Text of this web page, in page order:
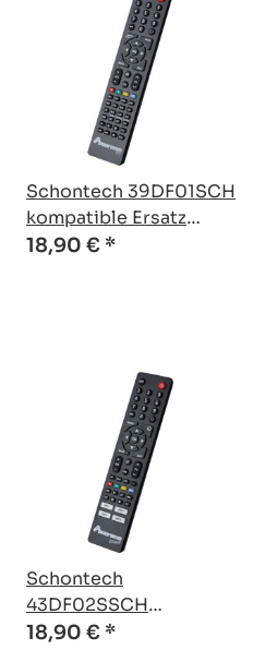
Schontech 39DF01SCH
kompatible Ersatz
Fernbedienung
18,90 € *
Schontech
43DF02SSCH
kompatible Ersatz
18,90 € *